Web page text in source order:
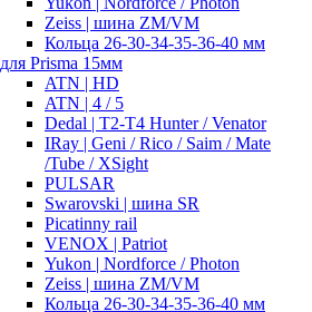
Zeiss | шина ZM/VM
Кольца 26-30-34-35-36-40 мм
для Prisma 15мм
ATN | HD
ATN | 4 / 5
Dedal | T2-T4 Hunter / Venator
IRay | Geni / Rico / Saim / Mate
/Tube / XSight
PULSAR
Swarovski | шина SR
Picatinny rail
VENOX | Patriot
Yukon | Nordforce / Photon
Zeiss | шина ZM/VM
Кольца 26-30-34-35-36-40 мм